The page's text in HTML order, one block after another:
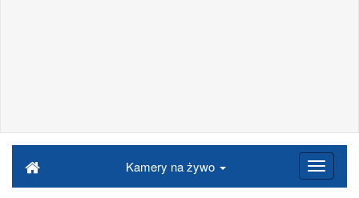
Kamery na żywo